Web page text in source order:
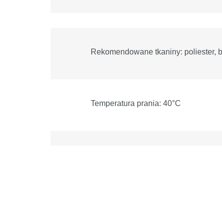
Rekomendowane tkaniny: poliester,
Temperatura prania: 40°C